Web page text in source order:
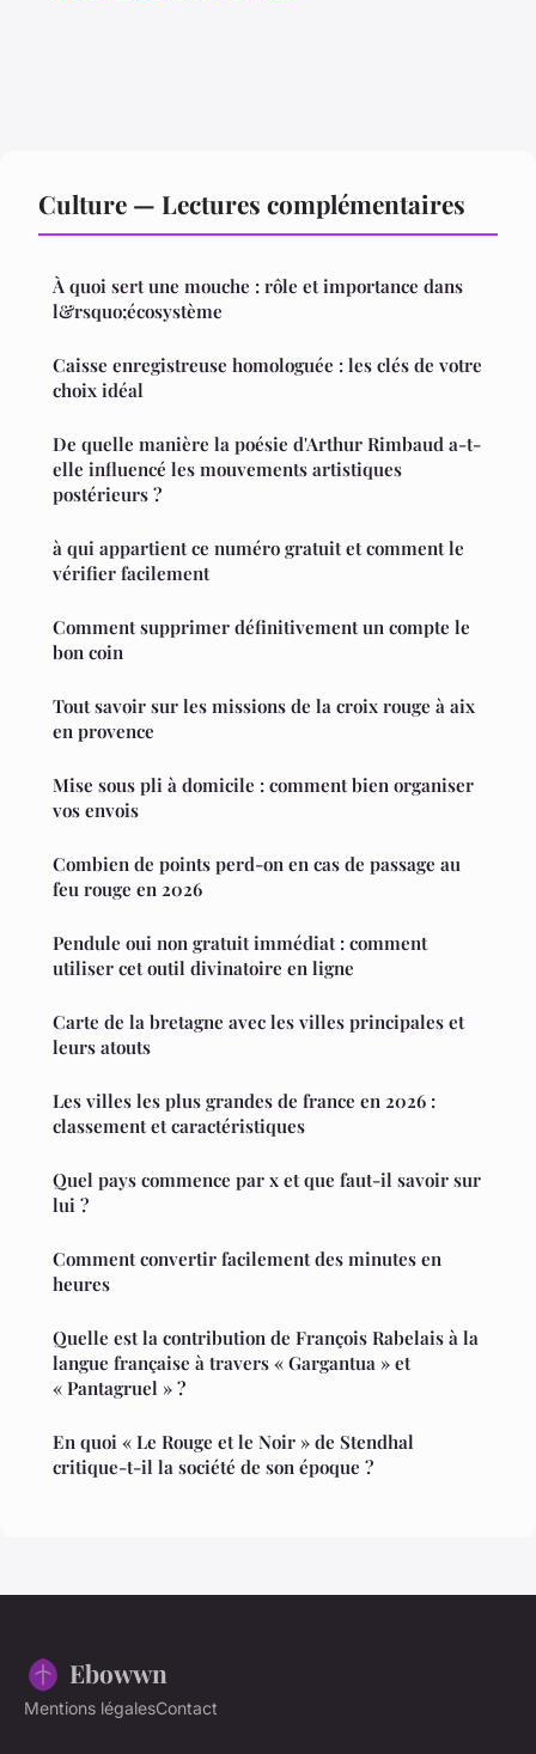
Culture — Lectures complémentaires
À quoi sert une mouche : rôle et importance dans
l&rsquo;écosystème
Caisse enregistreuse homologuée : les clés de votre
choix idéal
De quelle manière la poésie d'Arthur Rimbaud a-t-
elle influencé les mouvements artistiques
postérieurs ?
à qui appartient ce numéro gratuit et comment le
vérifier facilement
Comment supprimer définitivement un compte le
bon coin
Tout savoir sur les missions de la croix rouge à aix
en provence
Mise sous pli à domicile : comment bien organiser
vos envois
Combien de points perd-on en cas de passage au
feu rouge en 2026
Pendule oui non gratuit immédiat : comment
utiliser cet outil divinatoire en ligne
Carte de la bretagne avec les villes principales et
leurs atouts
Les villes les plus grandes de france en 2026 :
classement et caractéristiques
Quel pays commence par x et que faut-il savoir sur
lui ?
Comment convertir facilement des minutes en
heures
Quelle est la contribution de François Rabelais à la
langue française à travers « Gargantua » et
« Pantagruel » ?
En quoi « Le Rouge et le Noir » de Stendhal
critique-t-il la société de son époque ?
Ebowwn
Mentions légalesContact